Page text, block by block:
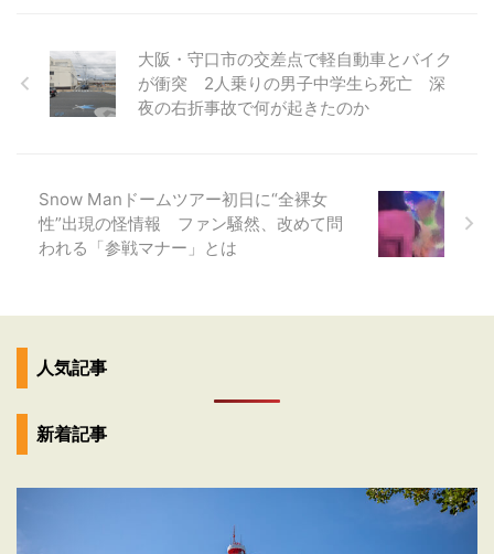
大阪・守口市の交差点で軽自動車とバイク
が衝突 2人乗りの男子中学生ら死亡 深
夜の右折事故で何が起きたのか
Snow Manドームツアー初日に“全裸女
性”出現の怪情報 ファン騒然、改めて問
われる「参戦マナー」とは
人気記事
新着記事